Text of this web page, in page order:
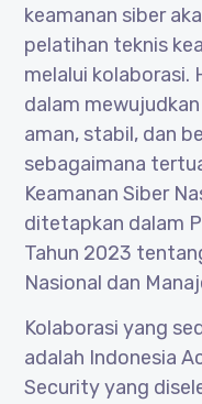
keamanan siber
pelatihan teknis
melalui kolaborasi.
dalam
aman, stabil, dan
sebagaimana
Keamanan Siber
ditetapkan dalam
Tahun 2023
Nasional dan
Kolaborasi yang
adalah Indonesia
Security yang